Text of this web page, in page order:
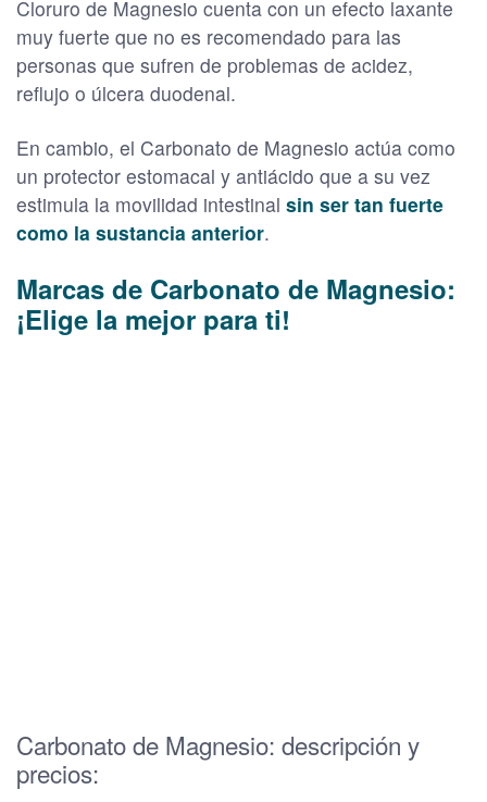
Cloruro de Magnesio cuenta con un efecto laxante
muy fuerte que no es recomendado para las
personas que sufren de problemas de acidez,
reflujo o úlcera duodenal.
En cambio, el Carbonato de Magnesio actúa como
un protector estomacal y antiácido que a su vez
estimula la movilidad intestinal sin ser tan fuerte
como la sustancia anterior.
Marcas de Carbonato de Magnesio:
¡Elige la mejor para ti!
Carbonato de Magnesio: descripción y
precios: